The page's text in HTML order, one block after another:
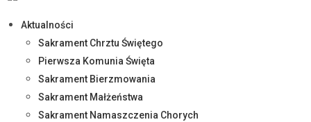
Aktualności
Sakrament Chrztu Świętego
Pierwsza Komunia Święta
Sakrament Bierzmowania
Sakrament Małżeństwa
Sakrament Namaszczenia Chorych